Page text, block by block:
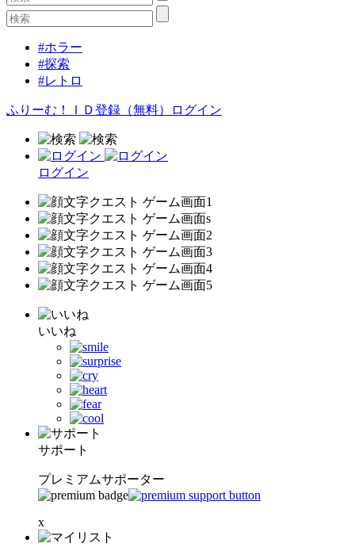
#ホラー
#探索
#レトロ
ふりーむ！ＩＤ登録（無料） ログイン
ログイン
いいね
サポート
プレミアムサポーター
x